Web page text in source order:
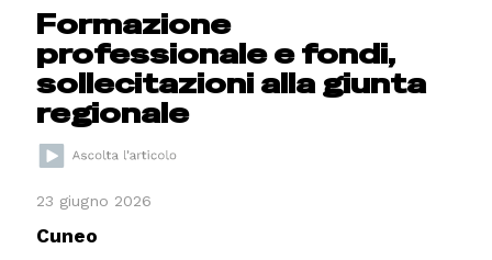
Formazione
professionale e fondi,
sollecitazioni alla giunta
regionale
23 giugno 2026
Cuneo